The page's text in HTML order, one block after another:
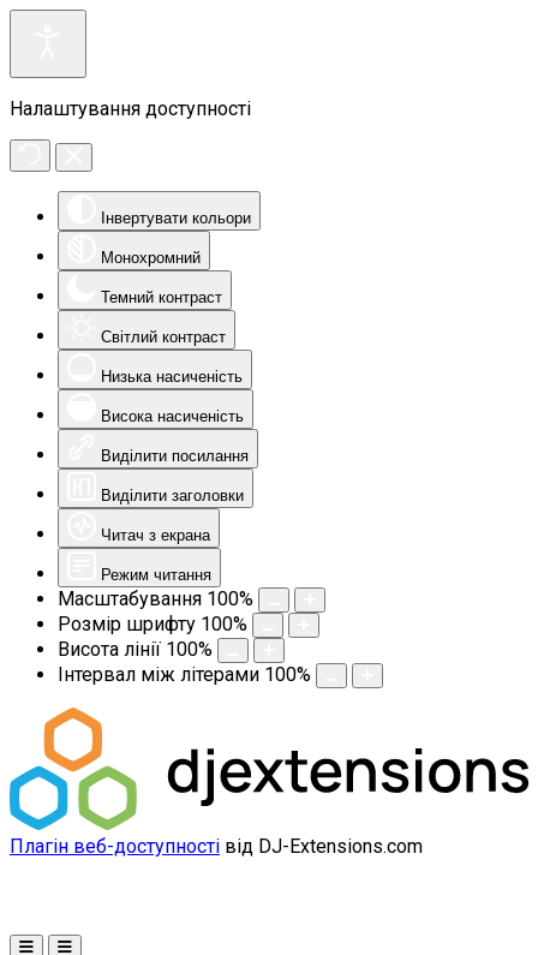
Налаштування доступності
Інвертувати кольори
Монохромний
Темний контраст
Світлий контраст
Низька насиченість
Висока насиченість
Виділити посилання
Виділити заголовки
Читач з екрана
Режим читання
Масштабування 100%
Розмір шрифту 100%
Висота лінії 100%
Інтервал між літерами 100%
Плагін веб-доступності від DJ-Extensions.com